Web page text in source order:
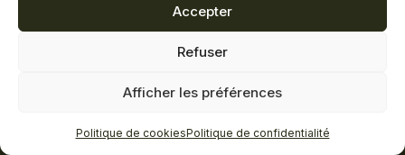
Accepter
Refuser
Afficher les préférences
Politique de cookiesPolitique de confidentialité
Termes et conditions
Réalisation Zonart Communications